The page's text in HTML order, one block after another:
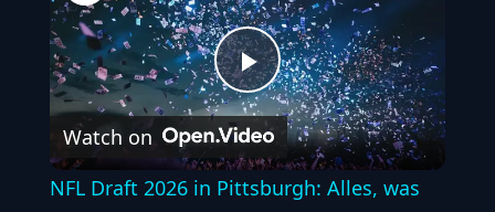
Play
Video
Watch on
NFL Draft 2026 in Pittsburgh: Alles, was